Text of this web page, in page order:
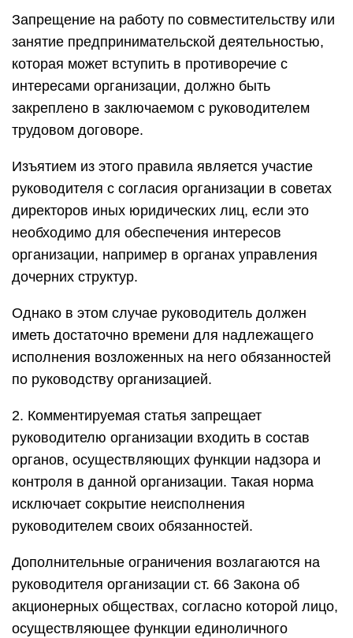
Запрещение на работу по совместительству или
занятие предпринимательской деятельностью,
которая может вступить в противоречие с
интересами организации, должно быть
закреплено в заключаемом с руководителем
трудовом договоре.
Изъятием из этого правила является участие
руководителя с согласия организации в советах
директоров иных юридических лиц, если это
необходимо для обеспечения интересов
организации, например в органах управления
дочерних структур.
Однако в этом случае руководитель должен
иметь достаточно времени для надлежащего
исполнения возложенных на него обязанностей
по руководству организацией.
2. Комментируемая статья запрещает
руководителю организации входить в состав
органов, осуществляющих функции надзора и
контроля в данной организации. Такая норма
исключает сокрытие неисполнения
руководителем своих обязанностей.
Дополнительные ограничения возлагаются на
руководителя организации ст. 66 Закона об
акционерных обществах, согласно которой лицо,
осуществляющее функции единоличного